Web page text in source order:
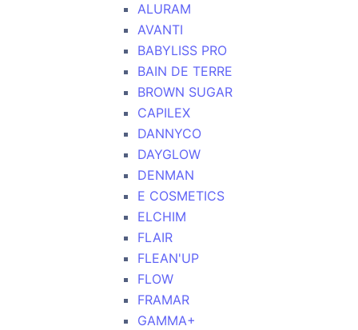
ALURAM
AVANTI
BABYLISS PRO
BAIN DE TERRE
BROWN SUGAR
CAPILEX
DANNYCO
DAYGLOW
DENMAN
E COSMETICS
ELCHIM
FLAIR
FLEAN'UP
FLOW
FRAMAR
GAMMA+